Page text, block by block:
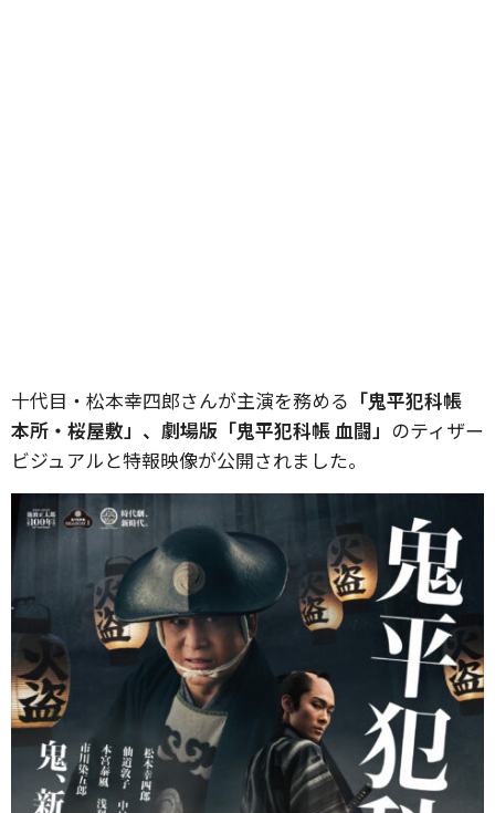
十代目・松本幸四郎さんが主演を務める 「鬼平犯科帳
本所・桜屋敷」、劇場版「鬼平犯科帳 血闘」 のティザー
ビジュアルと特報映像が公開されました。